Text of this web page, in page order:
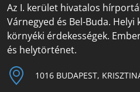
Az I. kerület hivatalos
Várnegyed és Bel-Buda.
környéki érdekességek.
és helytörténet.
1016 BUDAPEST,